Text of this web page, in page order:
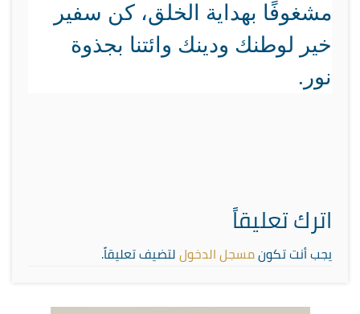
مشغوفًا بهداية الخلق، كن سفير
خير لوطنك ودينك وائتنا بجذوة
نور.
اترك تعليقاً
يجب أنت تكونمسجل الدخوللتضيف تعليقاً.